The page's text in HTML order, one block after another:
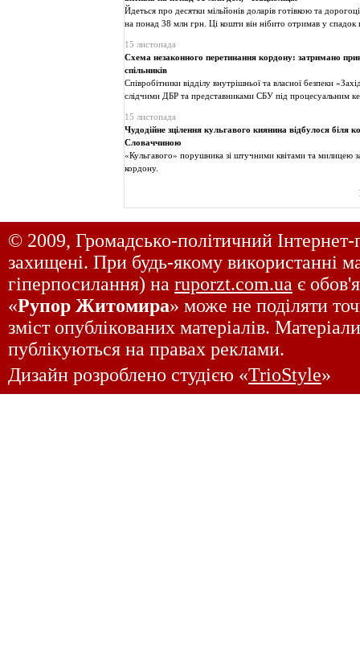
Йдеться про десятки мільйонів доларів готівкою та
на понад 38 млн грн. Ці кошти він нібито отримав у спадок
15 листопада
Схема незаконного перетинання кордону: затримано
спільників
Співробітники відділу внутрішньої та власної безпеки
слідчими ДБР та представниками СБУ під процесуальним
15 листопада
Чудодійне зцілення кульгавого киянина відбулося біля
Словаччиною
«Кульгавого» порушника зі штучними квітами та милицею
кордону.
© 2009, Громадсько-політичний Інтернет-
захищені. При будь-якому використанні
гіперпосилання) на ruporzt.com.ua є
«Рупор Житомира» може не поділяти
зміст опублікованих матеріалів.
публікуються на правах реклами.
Дизайн розроблено студією «TrioStyle»